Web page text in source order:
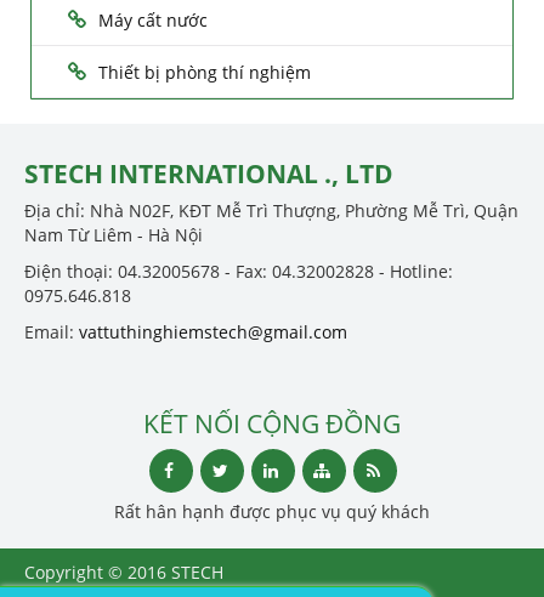
Máy cất nước
Thiết bị phòng thí nghiệm
STECH INTERNATIONAL ., LTD
Địa chỉ: Nhà N02F, KĐT Mễ Trì Thượng, Phường Mễ Trì, Quận
Nam Từ Liêm - Hà Nội
Điện thoại: 04.32005678 - Fax: 04.32002828 - Hotline:
0975.646.818
Email: vattuthinghiemstech@gmail.com
KẾT NỐI CỘNG ĐỒNG
Rất hân hạnh được phục vụ quý khách
Copyright © 2016 STECH